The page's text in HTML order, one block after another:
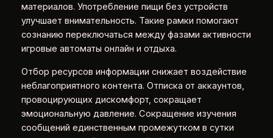
материалов. Употребление пищи без устройств
улучшает внимательность. Такие рамки помогают
сознанию переключаться между фазами активности
игровые автоматы онлайн и отдыха.
Отбор ресурсов информации снижает воздействие
неблагоприятного контента. Отписка от аккаунтов,
провоцирующих дискомфорт, сокращает
эмоциональную давление. Сокращение изучения
сообщений единственным промежутком в сутки